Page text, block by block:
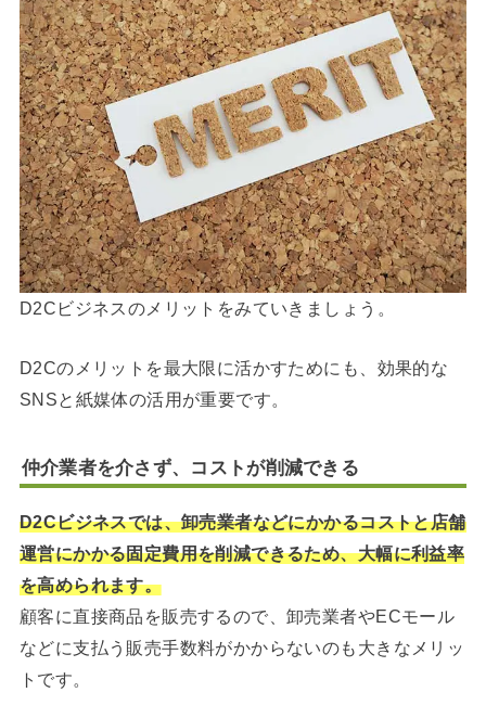
D2Cビジネスのメリットをみていきましょう。
D2Cのメリットを最大限に活かすためにも、効果的な
SNSと紙媒体の活用が重要です。
仲介業者を介さず、コストが削減できる
D2Cビジネスでは、卸売業者などにかかるコストと店舗
運営にかかる固定費用を削減できるため、大幅に利益率
を高められます。
顧客に直接商品を販売するので、卸売業者やECモール
などに支払う販売手数料がかからないのも大きなメリッ
トです。